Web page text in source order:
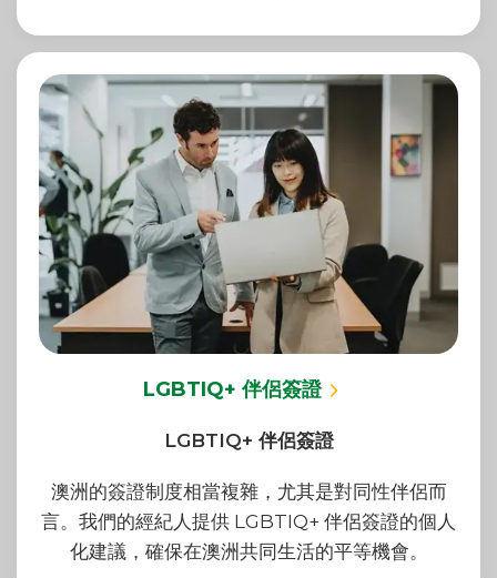
LGBTIQ+ 伴侶簽證
LGBTIQ+ 伴侶簽證
澳洲的簽證制度相當複雜，尤其是對同性伴侶而
言。我們的經紀人提供 LGBTIQ+ 伴侶簽證的個人
化建議，確保在澳洲共同生活的平等機會。